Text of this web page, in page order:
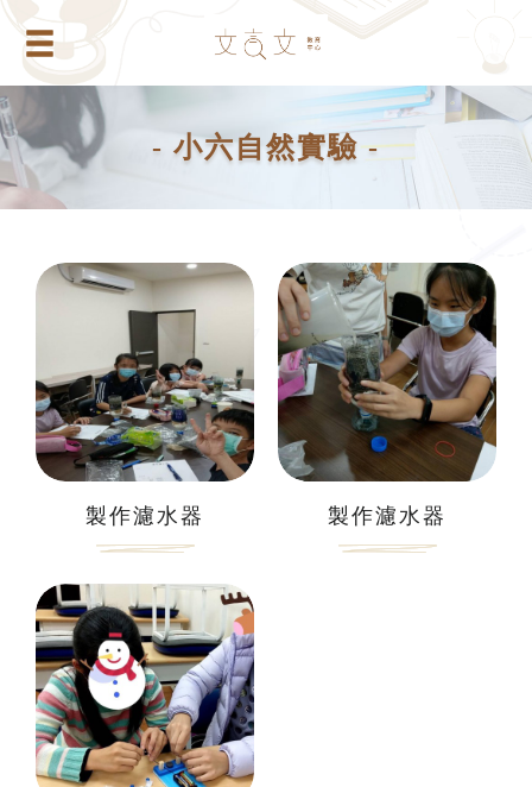
- 小六自然實驗 -
製作濾水器 製作濾水器